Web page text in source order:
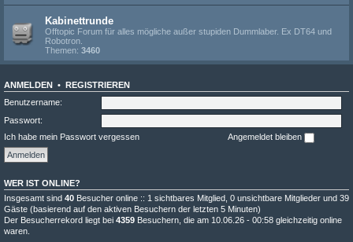
Kabinettrunde
Offtopic Forum für alles mögliche außer stupiden Dummlaber. Ex DT64 und
Robotron.
Themen: 3460
ANMELDEN • REGISTRIEREN
Benutzername:
Passwort:
Ich habe mein Passwort vergessen
Angemeldet bleiben
WER IST ONLINE?
Insgesamt sind 40 Besucher online :: 1 sichtbares Mitglied, 0 unsichtbare Mitglieder und 39
Gäste (basierend auf den aktiven Besuchern der letzten 5 Minuten)
Der Besucherrekord liegt bei 4359 Besuchern, die am 10.06.26 - 00:58 gleichzeitig online
waren.